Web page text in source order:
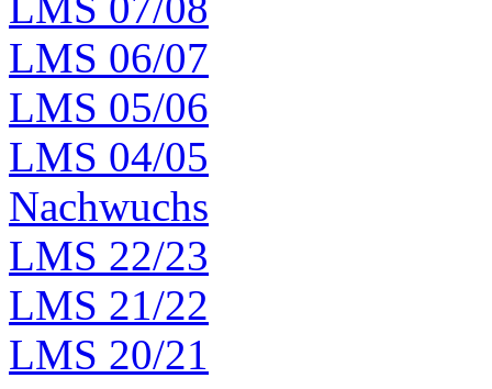
LMS 06/07
LMS 05/06
LMS 04/05
Nachwuchs
LMS 22/23
LMS 21/22
LMS 20/21